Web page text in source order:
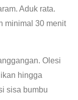
Aduk rata.
minimal 30 menit
Olesi
hingga
sisa bumbu